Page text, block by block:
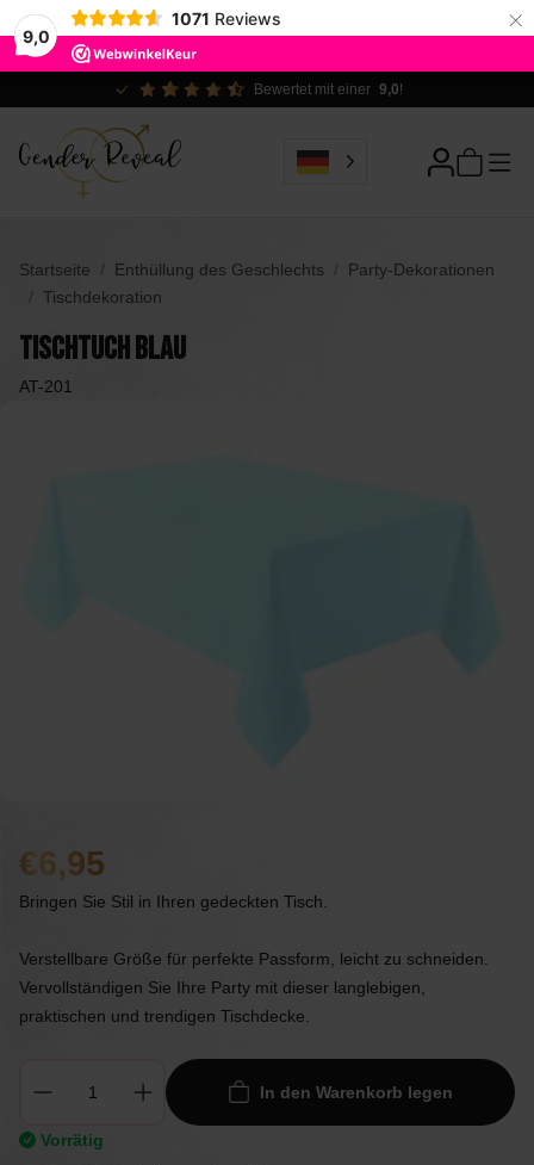
9,0
1071 Reviews ×
Ökologisch verantwortlich
Startseite Enthüllung des Geschlechts
Party-Dekorationen
Tischdekoration
Tischtuch Blau
AT-201
6,95
Bringen Sie Stil in Ihren gedeckten Tisch.
Verstellbare Größe für perfekte Passform, leicht zu schneiden.
Vervollständigen Sie Ihre Party mit dieser langlebigen,
praktischen und trendigen Tischdecke.
In den Warenkorb legen
Vorrätig